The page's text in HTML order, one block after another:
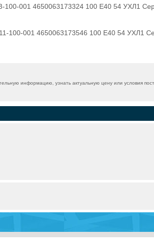
001 4650063173324 100 E40 54 УХЛ1
100-001 4650063173546 100 E40 54 УХЛ1
информацию, узнать актуальную цену или условия